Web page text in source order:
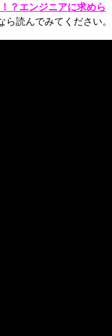
？エンジニアに求めら
読んでみてください。